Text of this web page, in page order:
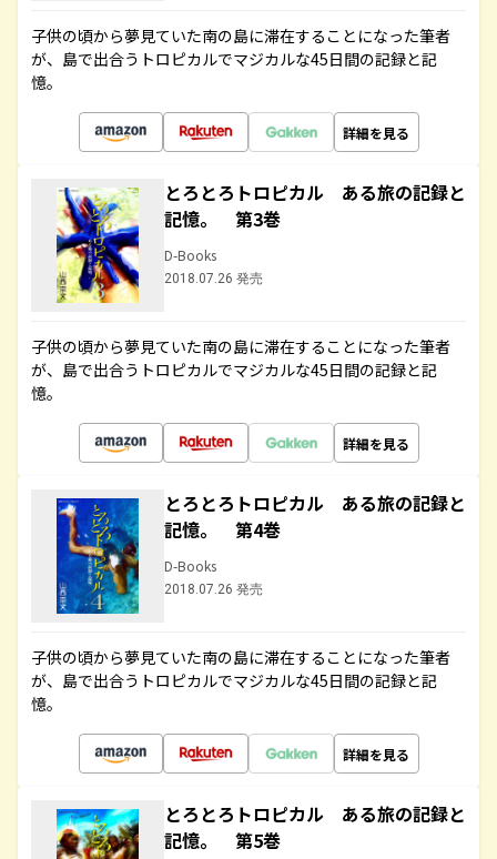
子供の頃から夢見ていた南の島に滞在することになった筆者
が、島で出合うトロピカルでマジカルな45日間の記録と記
憶。
詳細を見る
とろとろトロピカル ある旅の記録と
記憶。 第3巻
D-Books
2018.07.26 発売
子供の頃から夢見ていた南の島に滞在することになった筆者
が、島で出合うトロピカルでマジカルな45日間の記録と記
憶。
詳細を見る
とろとろトロピカル ある旅の記録と
記憶。 第4巻
D-Books
2018.07.26 発売
子供の頃から夢見ていた南の島に滞在することになった筆者
が、島で出合うトロピカルでマジカルな45日間の記録と記
憶。
詳細を見る
とろとろトロピカル ある旅の記録と
記憶。 第5巻